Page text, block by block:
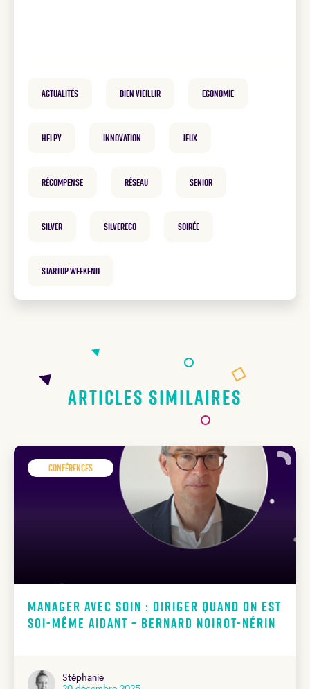
Actualités Bien vieillir Economie
helpy innovation Jeux
Récompense Réseau Senior
Silver SilverEco Soirée
Startup Weekend
Articles similaires
Conférences
Manager avec soin : diriger quand on est
soi-même aidant – Bernard Noirot-Nérin
Stéphanie